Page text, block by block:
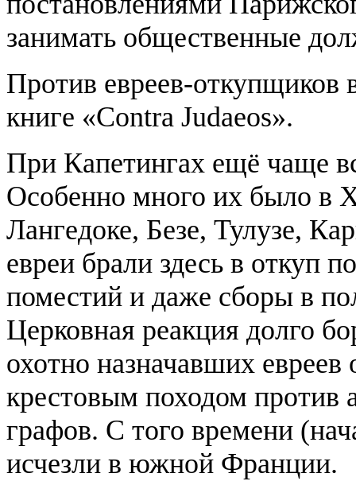
занимать общественные
Против евреев-откупщиков
книге «Contra Judaeos».
При Капетингах ещё чаще
Особенно много их было в
Лангедоке, Безе, Тулузе,
евреи брали здесь в откуп
поместий и даже сборы в
Церковная реакция долго
охотно назначавших
крестовым походом против
графов. С того времени
исчезли в южной Франции.